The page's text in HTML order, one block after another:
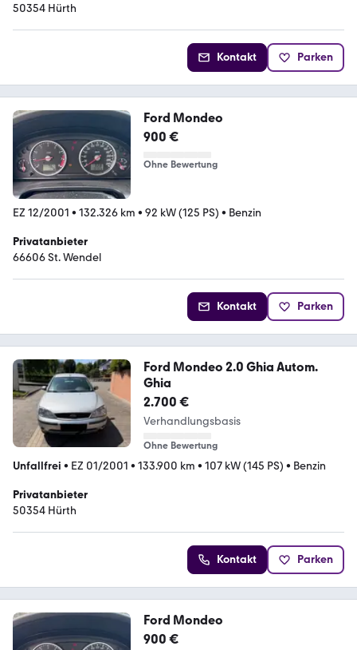
50354 Hürth
Kontakt Parken
Ford Mondeo
900 €
Ohne Bewertung
EZ 12/2001 • 132.326 km • 92 kW (125 PS) • Benzin
Privatanbieter
66606 St. Wendel
Kontakt Parken
Ford Mondeo 2.0 Ghia Autom.
Ghia
2.700 €
Verhandlungsbasis
Ohne Bewertung
Unfallfrei • EZ 01/2001 • 133.900 km • 107 kW (145 PS) • Benzin
Privatanbieter
50354 Hürth
Kontakt Parken
Ford Mondeo
900 €